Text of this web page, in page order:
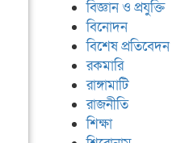
বিজ্ঞান ও প্রযুক্তি
বিনোদন
বিশেষ প্রতিবেদন
রকমারি
রাঙ্গামাটি
রাজনীতি
শিক্ষা